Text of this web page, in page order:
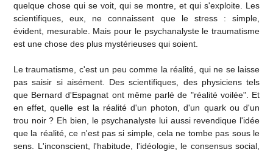
quelque chose qui se voit, qui se montre, et qui s'exploite. Les
scientifiques, eux, ne connaissent que le stress : simple,
évident, mesurable. Mais pour le psychanalyste le traumatisme
est une chose des plus mystérieuses qui soient.
Le traumatisme, c'est un peu comme la réalité, qui ne se laisse
pas saisir si aisément. Des scientifiques, des physiciens tels
que Bernard d'Espagnat ont même parlé de "réalité voilée". Et
en effet, quelle est la réalité d'un photon, d'un quark ou d'un
trou noir ? Eh bien, le psychanalyste lui aussi revendique l'idée
que la réalité, ce n'est pas si simple, cela ne tombe pas sous le
sens. L'inconscient, l'habitude, l'idéologie, le consensus social,